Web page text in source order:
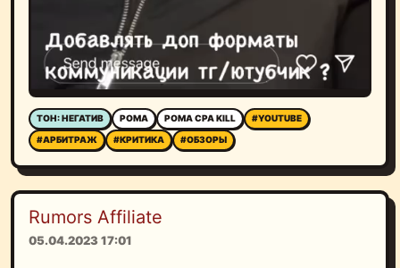
ТОН: НЕГАТИВ РОМА РОМА CPA KILL
#YOUTUBE
#АРБИТРАЖ
#КРИТИКА #ОБЗОРЫ
Rumors Affiliate
05.04.2023 17:01